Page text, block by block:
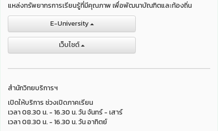
แหล่งทรัพยากรการเรียนรู้ที่มีคุณภาพ เพื่อพัฒนาบัณฑิตและท้องถิ่น
E-University
เว็บไชต์
สำนักวิทยบริการฯ
เปิดให้บริการ ช่วงเปิดภาคเรียน
เวลา 08.30 น. - 16.30 น. วัน จันทร์ - เสาร์
เวลา 08.30 น. - 16.30 น. วัน อาทิตย์